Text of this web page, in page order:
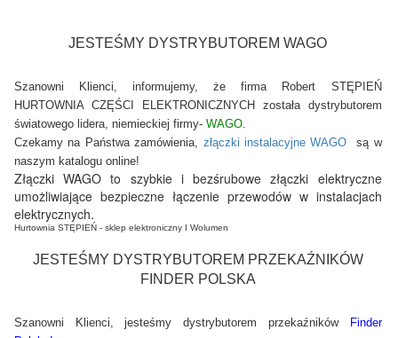
JESTEŚMY DYSTRYBUTOREM WAGO
Szanowni Klienci, informujemy, że firma Robert STĘPIEŃ
HURTOWNIA CZĘŚCI ELEKTRONICZNYCH została dystrybutorem
światowego lidera, niemieckiej firmy- WAGO.
Czekamy na Państwa zamówienia, złączki instalacyjne WAGO
są w
naszym katalogu online!
Złączki WAGO to szybkie i bezśrubowe złączki elektryczne
umożliwiające bezpieczne łączenie przewodów w instalacjach
elektrycznych.
Hurtownia STĘPIEŃ - sklep elektroniczny I Wolumen
JESTEŚMY DYSTRYBUTOREM PRZEKAŹNIKÓW
FINDER POLSKA
Szanowni Klienci, jesteśmy dystrybutorem przekaźników
Finder